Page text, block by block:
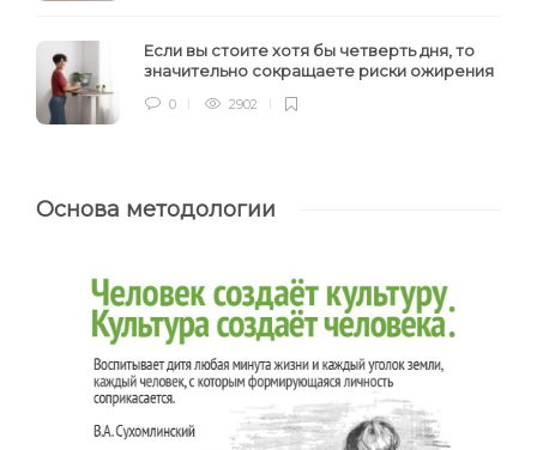
Если вы стоите хотя бы четверть дня, то
значительно сокращаете риски ожирения
0 2902
Основа методологии